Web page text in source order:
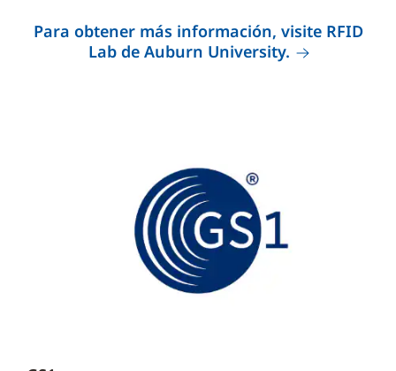
Para obtener más información, visite RFID
Lab de Auburn University.